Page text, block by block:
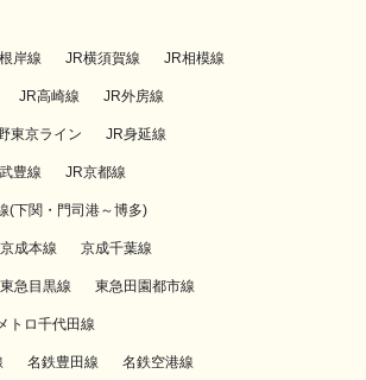
岸線 JR横須賀線 JR相模線
JR高崎線 JR外房線
東京ライン JR身延線
豊線 JR京都線
(下関・門司港～博多)
京成本線 京成千葉線
東急目黒線 東急田園都市線
トロ千代田線
名鉄豊田線 名鉄空港線